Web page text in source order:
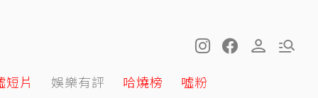
短片 娛樂有評 哈燒榜 噓粉